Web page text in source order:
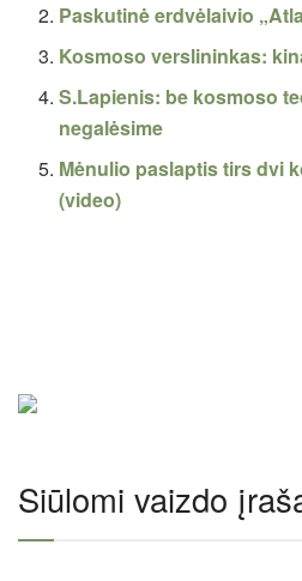
Paskutinė erdvėlaivio
Kosmoso verslininkas:
S.Lapienis: be kosmoso
negalėsime
Mėnulio paslaptis tirs dvi
(video)
Siūlomi vaizdo